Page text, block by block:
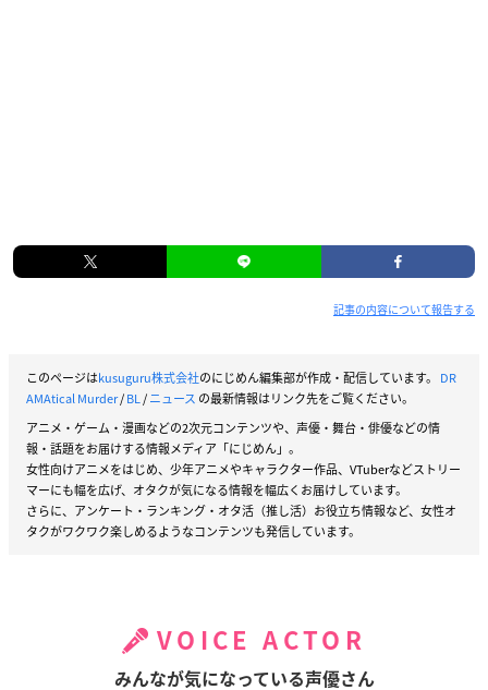
記事の内容について報告する
このページはkusuguru株式会社のにじめん編集部が作成・配信しています。 DR
AMAtical Murder/BL/ニュース の最新情報はリンク先をご覧ください。
アニメ・ゲーム・漫画などの2次元コンテンツや、声優・舞台・俳優などの情
報・話題をお届けする情報メディア「にじめん」。
女性向けアニメをはじめ、少年アニメやキャラクター作品、VTuberなどストリー
マーにも幅を広げ、オタクが気になる情報を幅広くお届けしています。
さらに、アンケート・ランキング・オタ活（推し活）お役立ち情報など、女性オ
タクがワクワク楽しめるようなコンテンツも発信しています。
VOICE ACTOR
みんなが気になっている声優さん